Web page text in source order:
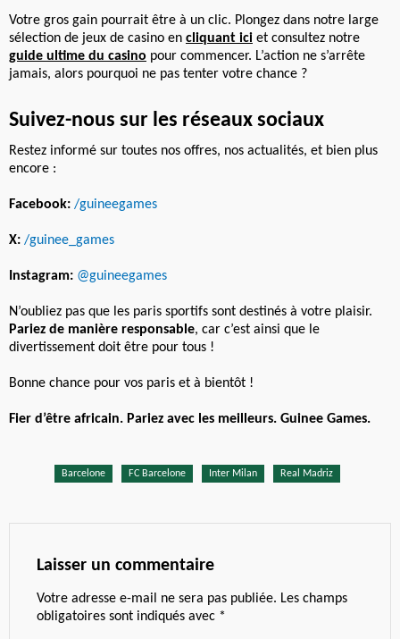
Votre gros gain pourrait être à un clic. Plongez dans notre large
sélection de jeux de casino en cliquant ici et consultez notre
guide ultime du casino pour commencer. L’action ne s’arrête
jamais, alors pourquoi ne pas tenter votre chance ?
Suivez-nous sur les réseaux sociaux
Restez informé sur toutes nos offres, nos actualités, et bien plus
encore :
Facebook: /guineegames
X: /guinee_games
Instagram: @guineegames
N’oubliez pas que les paris sportifs sont destinés à votre plaisir.
Pariez de manière responsable, car c’est ainsi que le
divertissement doit être pour tous !
Bonne chance pour vos paris et à bientôt !
Fier d’être africain. Pariez avec les meilleurs. Guinee Games.
Barcelone FC Barcelone Inter Milan Real Madriz
Laisser un commentaire
Votre adresse e-mail ne sera pas publiée. Les champs
obligatoires sont indiqués avec *